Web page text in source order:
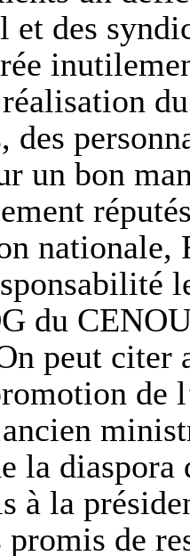
et des
des
un bon
du
peut citer
de
la
à la
de